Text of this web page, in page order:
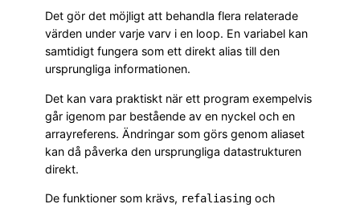
Det gör det möjligt att behandla flera relaterade
värden under varje varv i en loop. En variabel kan
samtidigt fungera som ett direkt alias till den
ursprungliga informationen.
Det kan vara praktiskt när ett program exempelvis
går igenom par bestående av en nyckel och en
arrayreferens. Ändringar som görs genom aliaset
kan då påverka den ursprungliga datastrukturen
direkt.
De funktioner som krävs, refaliasing och